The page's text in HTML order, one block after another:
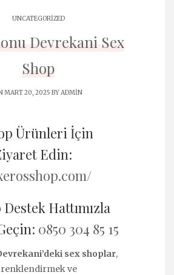
UNCATEGORIZED
Devrekani Sex
Shop
MART 20, 2025 BYADMIN
Ürünleri İçin
Edin:
Hattımızla
0850 304 85 15
sex shoplar,
renklendirmek ve